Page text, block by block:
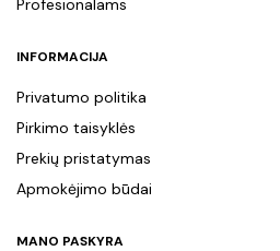
Profesionalams
INFORMACIJA
Privatumo politika
Pirkimo taisyklės
Prekių pristatymas
Apmokėjimo būdai
MANO PASKYRA